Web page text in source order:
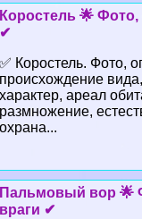
Коростель 🌟 Фото,
✔
✅ Коростель. Фото,
происхождение
хаpaктер, ареал
размножение,
охрана...
Пальмовый вор 🌟
враги ✔